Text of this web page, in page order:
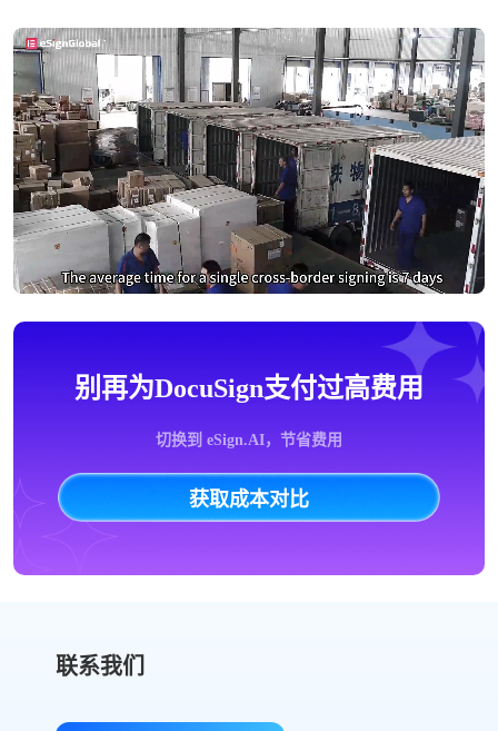
别再为DocuSign支付过高费用
切换到 eSign.AI，节省费用
获取成本对比
联系我们